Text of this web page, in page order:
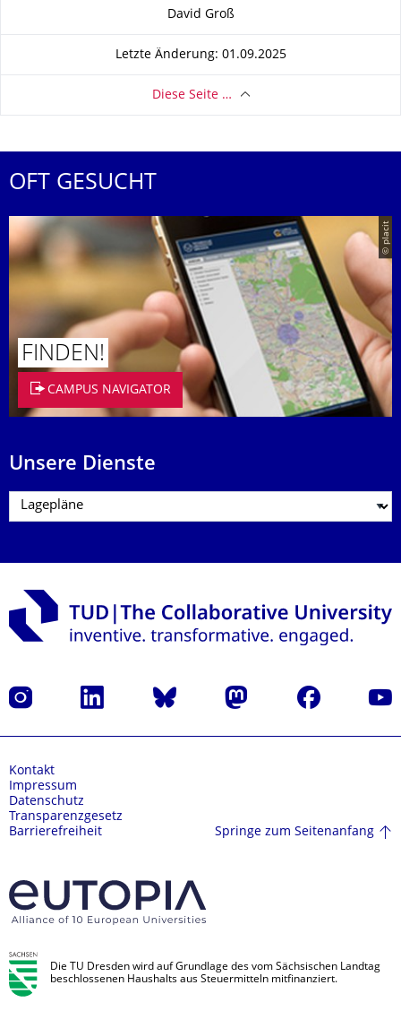
David Groß
Letzte Änderung: 01.09.2025
Diese Seite …
OFT GESUCHT
© placit
FINDEN!
CAMPUS NAVIGATOR
Unsere Dienste
Instagram LinkedIn Bluesky Mastodon Facebook
Kontakt
Impressum
Datenschutz
Transparenzgesetz
Barrierefreiheit
Springe zum Seitenanfang
Die TU Dresden wird auf Grundlage des vom Sächsischen Landtag
beschlossenen Haushalts aus Steuermitteln mitfinanziert.